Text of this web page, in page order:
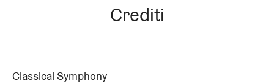
Crediti
Classical Symphony